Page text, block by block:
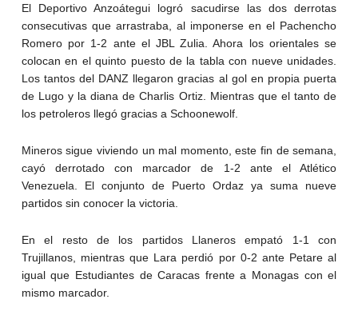
El Deportivo Anzoátegui logró sacudirse las dos derrotas
consecutivas que arrastraba, al imponerse en el Pachencho
Romero por 1-2 ante el JBL Zulia. Ahora los orientales se
colocan en el quinto puesto de la tabla con nueve unidades.
Los tantos del DANZ llegaron gracias al gol en propia puerta
de Lugo y la diana de Charlis Ortiz. Mientras que el tanto de
los petroleros llegó gracias a Schoonewolf.
Mineros sigue viviendo un mal momento, este fin de semana,
cayó derrotado con marcador de 1-2 ante el Atlético
Venezuela. El conjunto de Puerto Ordaz ya suma nueve
partidos sin conocer la victoria.
En el resto de los partidos Llaneros empató 1-1 con
Trujillanos, mientras que Lara perdió por 0-2 ante Petare al
igual que Estudiantes de Caracas frente a Monagas con el
mismo marcador.